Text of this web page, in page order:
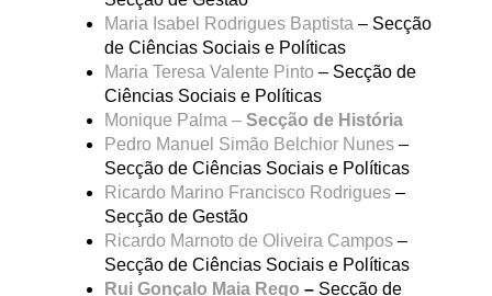
Maria Isabel Rodrigues Baptista – Secção
de Ciências Sociais e Políticas
Maria Teresa Valente Pinto – Secção de
Ciências Sociais e Políticas
Monique Palma – Secção de História
Pedro Manuel Simão Belchior Nunes –
Secção de Ciências Sociais e Políticas
Ricardo Marino Francisco Rodrigues –
Secção de Gestão
Ricardo Marnoto de Oliveira Campos –
Secção de Ciências Sociais e Políticas
Rui Gonçalo Maia Rego – Secção de